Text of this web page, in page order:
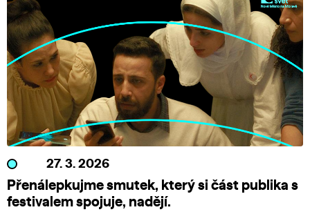
27. 3. 2026
Přenálepkujme smutek, který si část publika s
festivalem spojuje, nadějí.